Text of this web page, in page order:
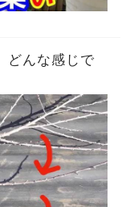
どんな感じで